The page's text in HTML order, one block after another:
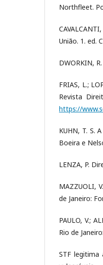
Northfleet.
União. 1. ed.
DWORKIN,
FRIAS, L.;
Revista
https://
KUHN, T. S.
Boeira e
LENZA, P.
MAZZUOLI,
de Janeiro:
PAULO, V.;
Rio de
STF legitima